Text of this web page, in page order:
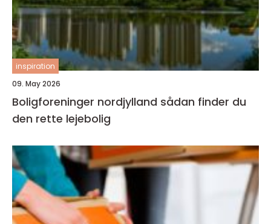
inspiration
09. May 2026
Boligforeninger nordjylland sådan finder du
den rette lejebolig